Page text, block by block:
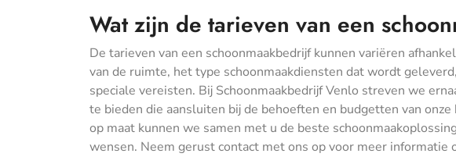
Wat zijn de tarieven van een
De tarieven van een schoonmaakbedrijf kunnen variëren
van de ruimte, het type schoonmaakdiensten dat wordt
speciale vereisten. Bij Schoonmaakbedrijf Venlo streven we
te bieden die aansluiten bij de behoeften en budgetten van
op maat kunnen we samen met u de beste
wensen. Neem gerust contact met ons op voor meer informatie